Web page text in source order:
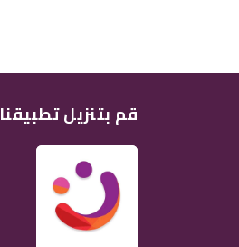
قم بتنزيل تطبيقنا